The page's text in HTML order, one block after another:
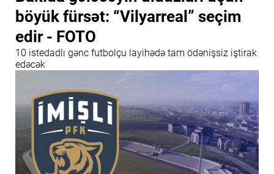
böyük fürsət: “Vilyarreal” seçim
edir - FOTO
10 istedadlı gənc futbolçu layihədə tam ödənişsiz iştirak
edəcək